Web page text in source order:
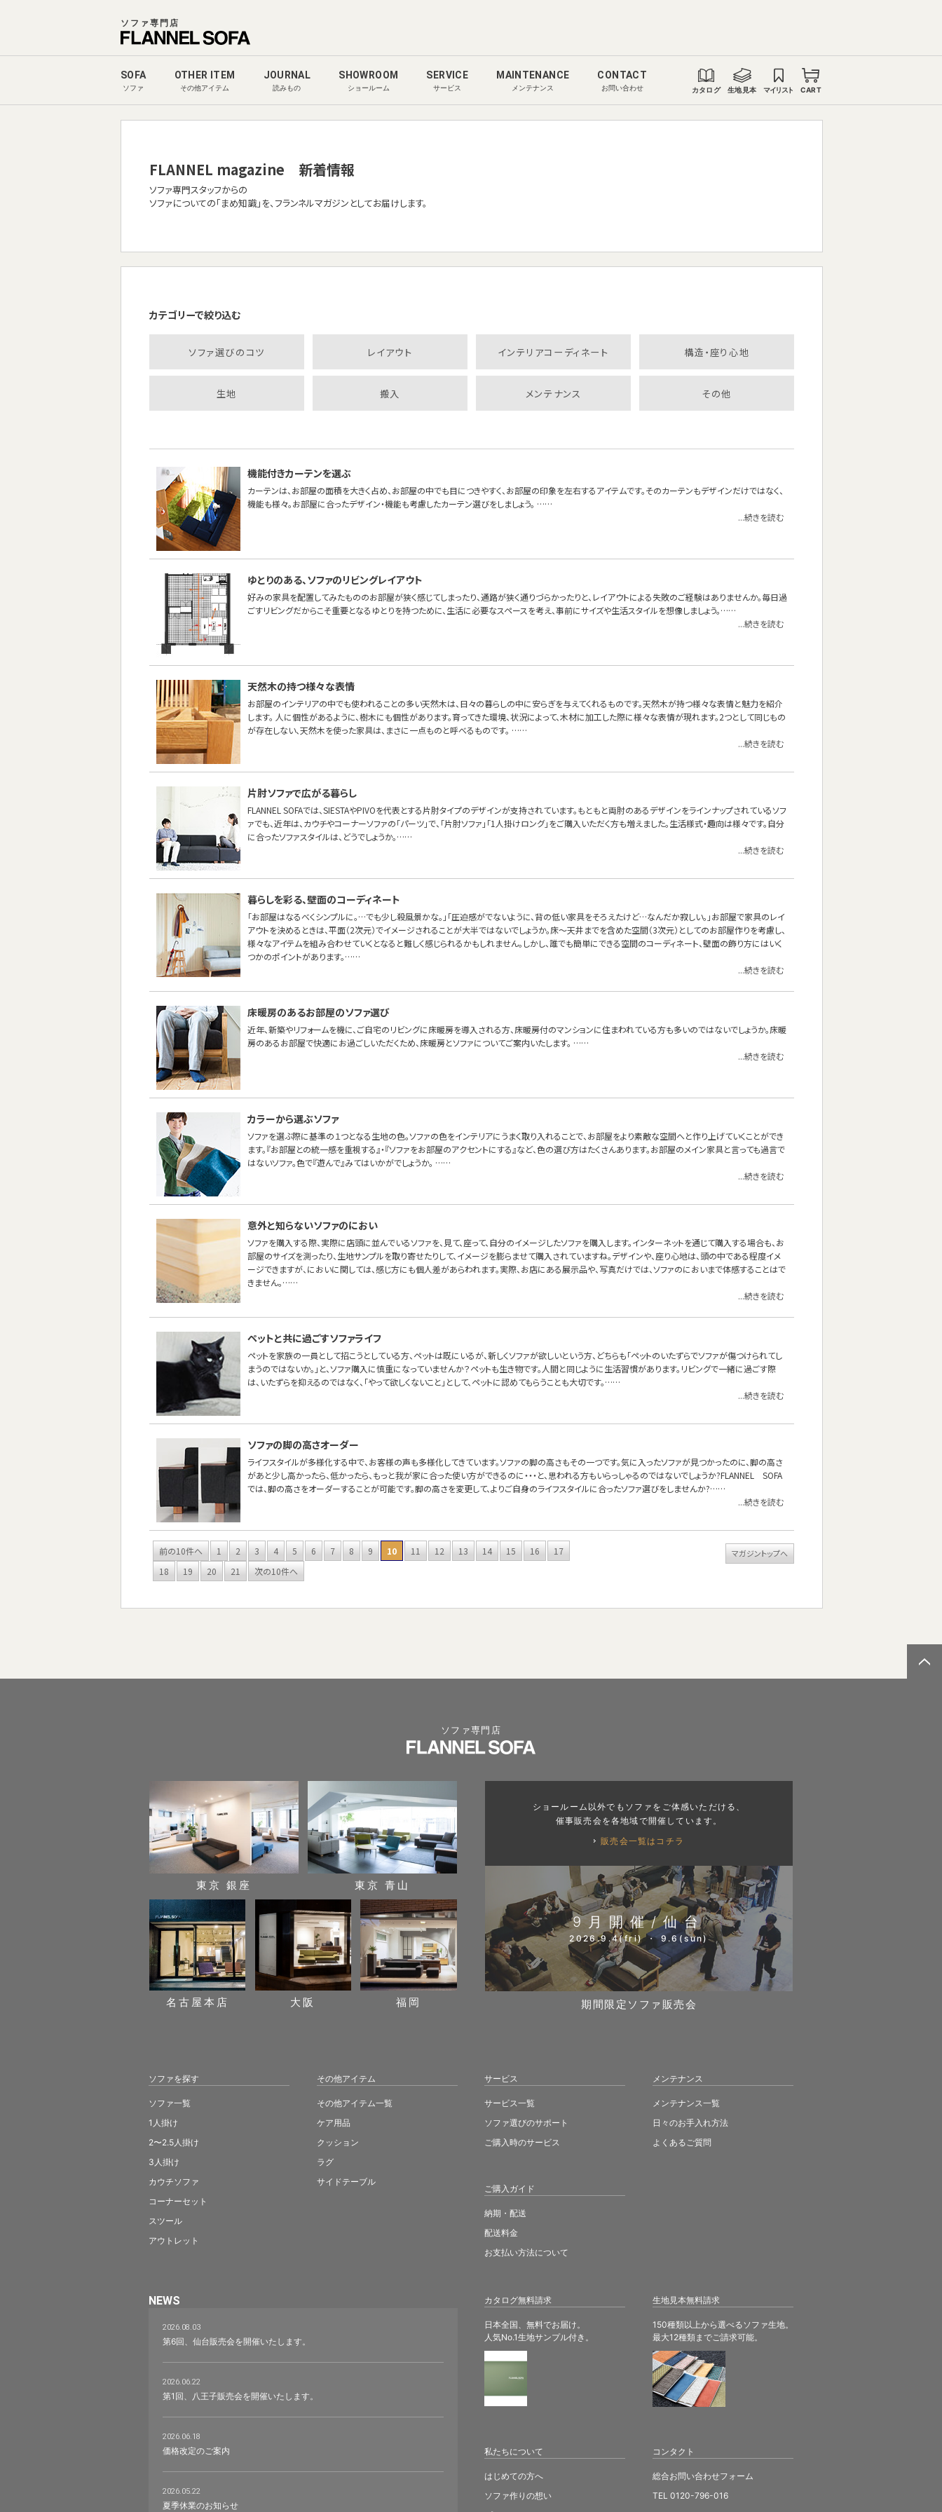
ソファ専門店
SOFA
ソファ
OTHER ITEM
その他アイテム
JOURNAL
読みもの
SHOWROOM
ショールーム
SERVICE
サービス
MAINTENANCE
メンテナンス
CONTACT
お問い合わせ カタログ 生地見本 マイリスト CART
FLANNEL magazine 新着情報
ソファ専門スタッフからの
ソファについての「まめ知識」を、フランネルマガジンとしてお届けします。
カテゴリーで絞り込む
ソファ選びのコツ レイアウト インテリアコーディネート 構造・座り心地
生地 搬入 メンテナンス その他
機能付きカーテンを選ぶ
カーテンは、お部屋の面積を大きく占め、お部屋の中でも目につきやすく、お部屋の印象を左右するアイテムです。そのカーテンもデザインだけではなく、
機能も様々。お部屋に合ったデザイン・機能も考慮したカーテン選びをしましょう。 ……
...続きを読む
ゆとりのある、ソファのリビングレイアウト
好みの家具を配置してみたもののお部屋が狭く感じてしまったり、通路が狭く通りづらかったりと、レイアウトによる失敗のご経験はありませんか。毎日過
ごすリビングだからこそ重要となるゆとりを持つために、生活に必要なスペースを考え、事前にサイズや生活スタイルを想像しましょう。……
...続きを読む
天然木の持つ様々な表情
お部屋のインテリアの中でも使われることの多い天然木は、日々の暮らしの中に安らぎを与えてくれるものです。天然木が持つ様々な表情と魅力を紹介
します。 人に個性があるように、樹木にも個性があります。育ってきた環境、状況によって、木材に加工した際に様々な表情が現れます。2つとして同じもの
が存在しない、天然木を使った家具は、まさに一点ものと呼べるものです。 ……
...続きを読む
片肘ソファで広がる暮らし
FLANNEL SOFAでは、SIESTAやPIVOを代表とする片肘タイプのデザインが支持されています。もともと両肘のあるデザインをラインナップされているソフ
ァでも、近年は、カウチやコーナーソファの「パーツ」で、「片肘ソファ」「1人掛けロング」をご購入いただく方も増えました。生活様式・趣向は様々です。自分
に合ったソファスタイルは、どうでしょうか。……
...続きを読む
暮らしを彩る、壁面のコーディネート
「お部屋はなるべくシンプルに。…でも少し殺風景かな。」「圧迫感がでないように、背の低い家具をそろえたけど…なんだか寂しい。」お部屋で家具のレイ
アウトを決めるときは、平面（2次元）でイメージされることが大半ではないでしょうか。床～天井までを含めた空間（3次元）としてのお部屋作りを考慮し、
様々なアイテムを組み合わせていくとなると難しく感じられるかもしれません。しかし、誰でも簡単にできる空間のコーディネート、壁面の飾り方にはいく
つかのポイントがあります。……
...続きを読む
床暖房のあるお部屋のソファ選び
近年、新築やリフォームを機に、ご自宅のリビングに床暖房を導入される方、床暖房付のマンションに住まわれている方も多いのではないでしょうか。床暖
房のあるお部屋で快適にお過ごしいただくため、床暖房とソファについてご案内いたします。 ……
...続きを読む
カラーから選ぶソファ
ソファを選ぶ際に基準の１つとなる生地の色。ソファの色をインテリアにうまく取り入れることで、お部屋をより素敵な空間へと作り上げていくことができ
ます。『お部屋との統一感を重視する』・『ソファをお部屋のアクセントにする』など、色の選び方はたくさんあります。お部屋のメイン家具と言っても過言で
はないソファ。色で『遊んで』みてはいかがでしょうか。 ……
...続きを読む
意外と知らないソファのにおい
ソファを購入する際、実際に店頭に並んでいるソファを、見て、座って、自分のイメージしたソファを購入します。インターネットを通じて購入する場合も、お
部屋のサイズを測ったり、生地サンプルを取り寄せたりして、イメージを膨らませて購入されていますね。デザインや、座り心地は、頭の中である程度イメ
ージできますが、においに関しては、感じ方にも個人差があらわれます。実際、お店にある展示品や、写真だけでは、ソファのにおいまで体感することはで
きません。……
...続きを読む
ペットと共に過ごすソファライフ
ペットを家族の一員として招こうとしている方、ペットは既にいるが、新しくソファが欲しいという方、どちらも「ペットのいたずらでソファが傷つけられてし
まうのではないか。」と、ソファ購入に慎重になっていませんか？ペットも生き物です。人間と同じように生活習慣があります。リビングで一緒に過ごす際
は、いたずらを抑えるのではなく、「やって欲しくないこと」として、ペットに認めてもらうことも大切です。……
...続きを読む
ソファの脚の高さオーダー
ライフスタイルが多様化する中で、お客様の声も多様化してきています。ソファの脚の高さもその一つです。気に入ったソファが見つかったのに、脚の高さ
があと少し高かったら、低かったら、もっと我が家に合った使い方ができるのに・・・と、思われる方もいらっしゃるのではないでしょうか?FLANNEL SOFA
では、脚の高さをオーダーすることが可能です。脚の高さを変更して、よりご自身のライフスタイルに合ったソファ選びをしませんか?……
...続きを読む
前の10件へ 1 2 3 4 5 6 7 8 9 10 11 12 13 14 15 16
17
18
19 20 21 次の10件へ
マガジントップへ
ソファ専門店
カタログ無料請求
日本全国、無料でお届け。
人気No.1生地サンプル付き。
生地見本無料請求
150種類以上から選べるソファ生地。
最大12種類までご請求可能。
東京 銀座 東京 青山
名古屋本店 大阪 福岡
ショールーム以外でもソファをご体感いただける、
催事販売会を各地域で開催しています。
販売会一覧はコチラ
9月開催/仙台
2026.9.4(fri) ・ 9.6(sun)
期間限定ソファ販売会
ソファを探す
ソファ一覧
1人掛け
2〜2.5人掛け
3人掛け
カウチソファ
コーナーセット
スツール
アウトレット
その他アイテム
その他アイテム一覧
ケア用品
クッション
ラグ
サイドテーブル
サービス
サービス一覧
ソファ選びのサポート
ご購入時のサービス
ご購入ガイド
納期・配送
配送料金
お支払い方法について
メンテナンス
メンテナンス一覧
日々のお手入れ方法
よくあるご質問
NEWS
2026.08.03
第6回、仙台販売会を開催いたします。
2026.06.22
第1回、八王子販売会を開催いたします。
2026.06.18
価格改定のご案内
2026.05.22
夏季休業のお知らせ
私たちについて
はじめての方へ
ソファ作りの想い
コンタクト
総合お問い合わせフォーム
TEL 0120-796-016